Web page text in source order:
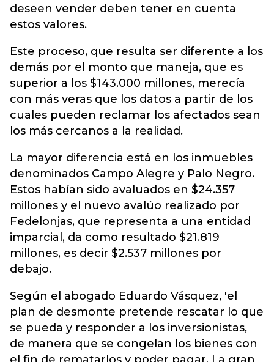
deseen vender deben tener en cuenta
estos valores.
Este proceso, que resulta ser diferente a los
demás por el monto que maneja, que es
superior a los $143.000 millones, merecía
con más veras que los datos a partir de los
cuales pueden reclamar los afectados sean
los más cercanos a la realidad.
La mayor diferencia está en los inmuebles
denominados Campo Alegre y Palo Negro.
Estos habían sido avaluados en $24.357
millones y el nuevo avalúo realizado por
Fedelonjas, que representa a una entidad
imparcial, da como resultado $21.819
millones, es decir $2.537 millones por
debajo.
Según el abogado Eduardo Vásquez, 'el
plan de desmonte pretende rescatar lo que
se pueda y responder a los inversionistas,
de manera que se congelan los bienes con